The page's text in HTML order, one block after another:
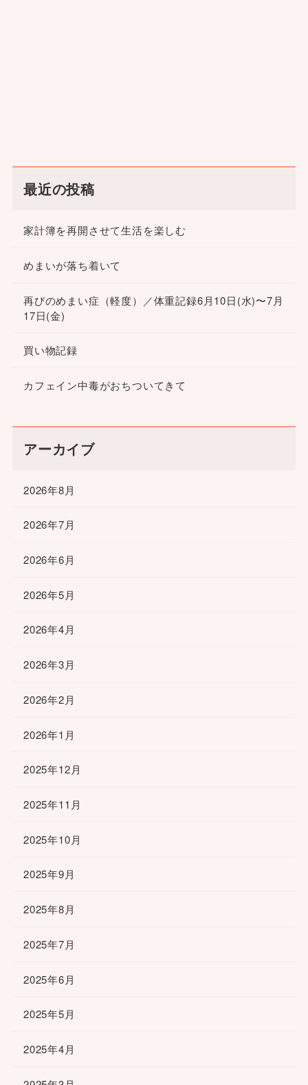
最近の投稿
家計簿を再開させて生活を楽しむ
めまいが落ち着いて
再びのめまい症（軽度）／体重記録6月10日(水)〜7月
17日(金)
買い物記録
カフェイン中毒がおちついてきて
アーカイブ
2026年8月
2026年7月
2026年6月
2026年5月
2026年4月
2026年3月
2026年2月
2026年1月
2025年12月
2025年11月
2025年10月
2025年9月
2025年8月
2025年7月
2025年6月
2025年5月
2025年4月